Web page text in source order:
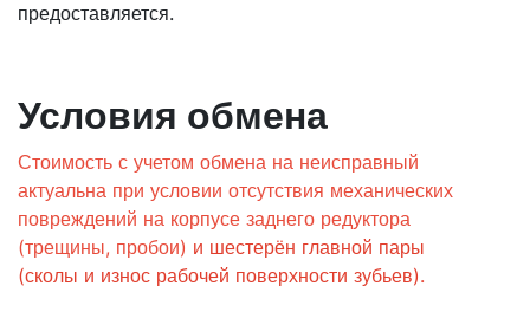
предоставляется.
Условия обмена
Стоимость с учетом обмена на неисправный
актуальна при условии отсутствия механических
повреждений на корпусе заднего редуктора
(трещины, пробои) и шестерён главной пары
(сколы и износ рабочей поверхности зубьев).